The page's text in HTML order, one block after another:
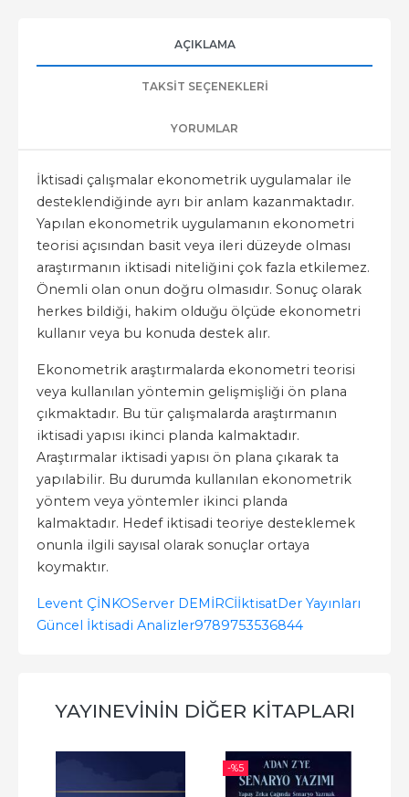
AÇIKLAMA
TAKSIT SEÇENEKLERI
YORUMLAR
İktisadi çalışmalar ekonometrik uygulamalar ile
desteklendiğinde ayrı bir anlam kazanmaktadır.
Yapılan ekonometrik uygulamanın ekonometri
teorisi açısından basit veya ileri düzeyde olması
araştırmanın iktisadi niteliğini çok fazla etkilemez.
Önemli olan onun doğru olmasıdır. Sonuç olarak
herkes bildiği, hakim olduğu ölçüde ekonometri
kullanır veya bu konuda destek alır.
Ekonometrik araştırmalarda ekonometri teorisi
veya kullanılan yöntemin gelişmişliği ön plana
çıkmaktadır. Bu tür çalışmalarda araştırmanın
iktisadi yapısı ikinci planda kalmaktadır.
Araştırmalar iktisadi yapısı ön plana çıkarak ta
yapılabilir. Bu durumda kullanılan ekonometrik
yöntem veya yöntemler ikinci planda
kalmaktadır. Hedef iktisadi teoriye desteklemek
onunla ilgili sayısal olarak sonuçlar ortaya
koymaktır.
Levent ÇİNKOServer DEMİRCİİktisatDer Yayınları
Güncel İktisadi Analizler9789753536844
YAYINEVININ DIĞER KITAPLARI
-%5